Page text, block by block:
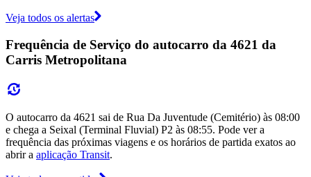
Veja todos os alertas
Frequência de Serviço do autocarro da 4621 da
Carris Metropolitana
O autocarro da 4621 sai de Rua Da Juventude (Cemitério) às 08:00
e chega a Seixal (Terminal Fluvial) P2 às 08:55. Pode ver a
frequência das próximas viagens e os horários de partida exatos ao
abrir a aplicação Transit.